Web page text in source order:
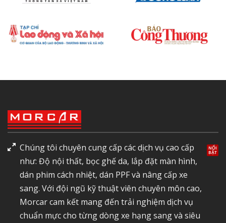
Chúng tôi chuyên cung cấp các dịch vụ cao cấp
như: Độ nội thất, bọc ghế da, lắp đặt màn hình,
dán phim cách nhiệt, dán PPF và nâng cấp xe
sang. Với đội ngũ kỹ thuật viên chuyên môn cao,
Morcar cam kết mang đến trải nghiệm dịch vụ
chuẩn mực cho từng dòng xe hạng sang và siêu